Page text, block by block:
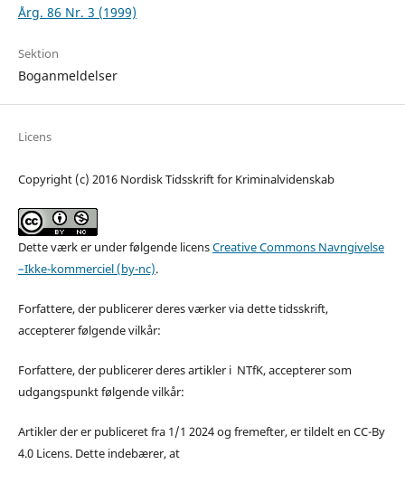
Årg. 86 Nr. 3 (1999)
Sektion
Boganmeldelser
Licens
Copyright (c) 2016 Nordisk Tidsskrift for Kriminalvidenskab
Dette værk er under følgende licensCreative Commons Navngivelse
–Ikke-kommerciel (by-nc).
Forfattere, der publicerer deres værker via dette tidsskrift,
accepterer følgende vilkår:
Forfattere, der publicerer deres artikler i NTfK, accepterer som
udgangspunkt følgende vilkår:
Artikler der er publiceret fra 1/1 2024 og fremefter, er tildelt en CC-By
4.0 Licens. Dette indebærer, at